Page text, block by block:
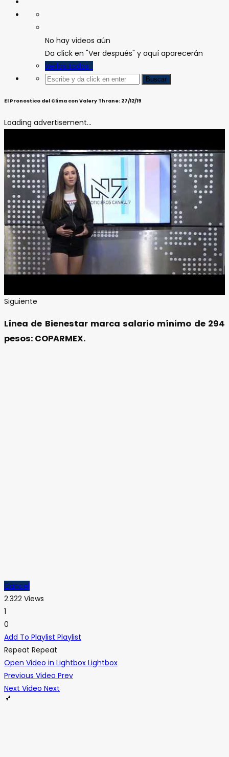
No hay videos aún
Da click en "Ver después" y aquí aparecerán
Verlos todos
El Pronostico del Clima con Valery Thrane: 27/12/19
Loading advertisement...
Siguiente
Línea de Bienestar marca salario mínimo de 294
pesos: COPARMEX.
Cancel
2.322 Views
1
0
Add To Playlist Playlist
Repeat Repeat
Open Video in Lightbox Lightbox
Previous Video Prev
Next Video Next